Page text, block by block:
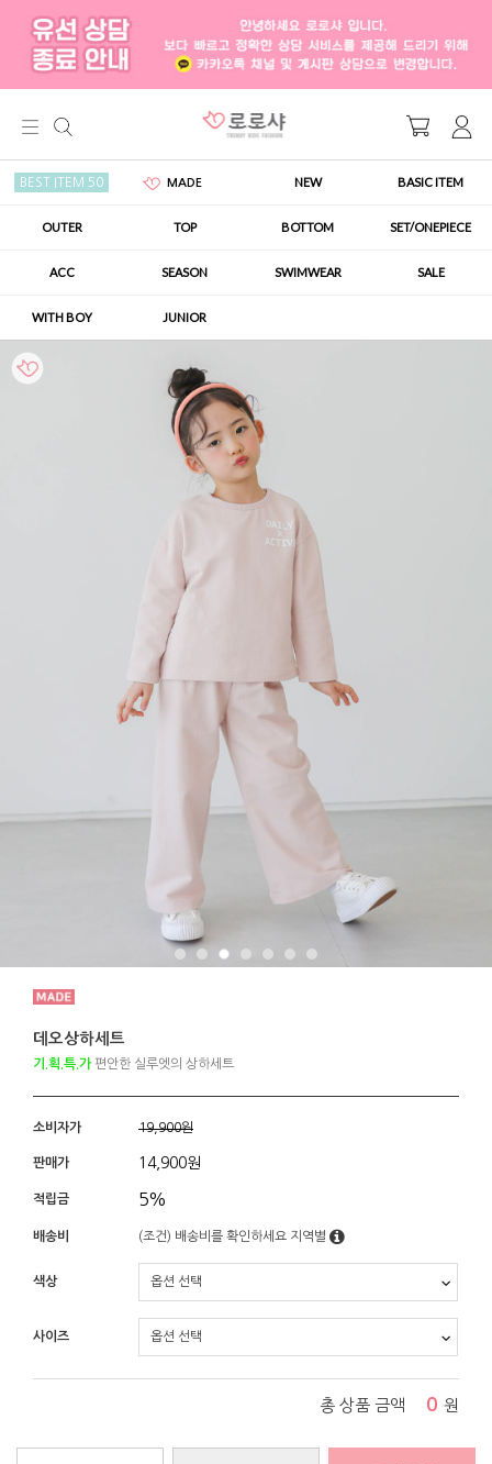
BEST ITEM 50 MADE NEW BASIC ITEM
OUTER TOP BOTTOM SET/ONEPIECE
ACC SEASON SWIMWEAR SALE
WITH BOY JUNIOR
데오상하세트
기.획.특.가편안한 실루엣의 상하세트
소비자가 19,900원
판매가 14,900원
적립금 5%
배송비 (조건) 배송비를 확인하세요 지역별
색상
사이즈
총 상품 금액 0 원